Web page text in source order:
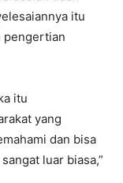
itu
pengertian
itu
yang
dan bisa
luar biasa,”